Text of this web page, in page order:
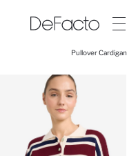
Pullover Cardigan